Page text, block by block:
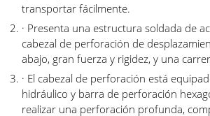
transportar fácilmente.
· Presenta una estructura soldada de
cabezal de perforación de
abajo, gran fuerza y rigidez, y una
· El cabezal de perforación está
hidráulico y barra de perforación
realizar una perforación profunda,